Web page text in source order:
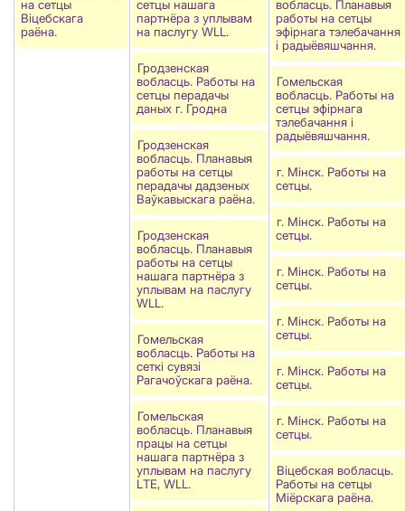
на сетцы
Вiцебскага
раёна.
сетцы нашага
партнёра з уплывам
на паслугу WLL.
Гродзенская
вобласць. Работы на
сетцы перадачы
даных г. Гродна
Гродзенская
вобласць. Планавыя
работы на сетцы
перадачы дадзеных
Ваўкавыскага раёна.
Гродзенcкая
вобласць. Планавыя
работы на сетцы
нашага партнёра з
уплывам на паслугу
WLL.
Гомельская
вобласць. Работы на
сеткі сувязі
Рагачоўскага раёна.
Гомельская
вобласць. Планавыя
працы на сетцы
нашага партнёра з
уплывам на паслугу
LТЕ, WLL.
вобласць. Планавыя
работы на сетцы
эфірнага тэлебачання
і радыёвяшчання.
Гомельская
вобласць. Работы на
сетцы эфірнага
тэлебачання і
радыёвяшчання.
г. Мінск. Работы на
сетцы.
г. Мінск. Работы на
сетцы.
г. Мінск. Работы на
сетцы.
г. Мінск. Работы на
сетцы.
г. Мінск. Работы на
сетцы.
г. Мінск. Работы на
сетцы.
Віцебская вобласць.
Работы на сетцы
Мiёрскага раёна.